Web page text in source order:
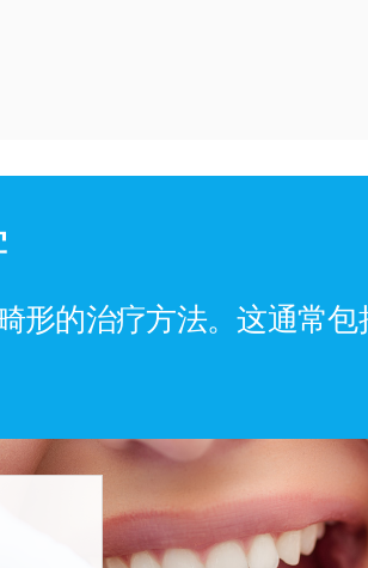
形的治疗方法。这通常